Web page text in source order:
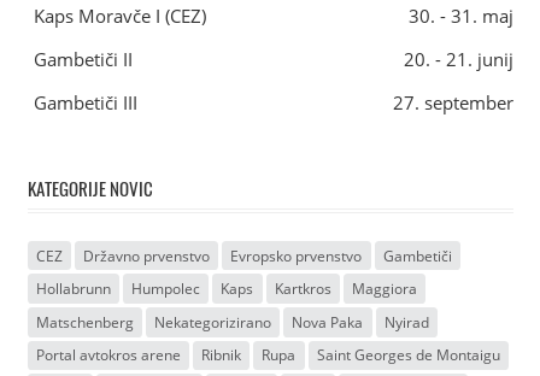
Kaps Moravče I (CEZ)
30. - 31. maj
Gambetiči II
20. - 21. junij
Gambetiči III
27. september
KATEGORIJE NOVIC
CEZ Državno prvenstvo Evropsko prvenstvo
Gambetiči
Hollabrunn
Humpolec Kaps Kartkros
Maggiora
Matschenberg
Nekategorizirano Nova Paka
Nyirad
Portal avtokros arene
Ribnik Rupa
Saint Georges de Montaigu